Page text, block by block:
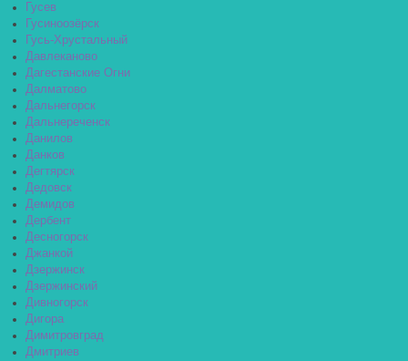
Гусев
Гусиноозёрск
Гусь-Хрустальный
Давлеканово
Дагестанские Огни
Далматово
Дальнегорск
Дальнереченск
Данилов
Данков
Дегтярск
Дедовск
Демидов
Дербент
Десногорск
Джанкой
Дзержинск
Дзержинский
Дивногорск
Дигора
Димитровград
Дмитриев